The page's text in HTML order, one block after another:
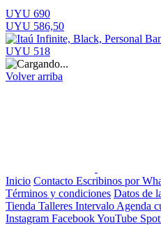
UYU 690
UYU 586,50
UYU 518
Volver arriba
Inicio Contacto Escribinos por
Términos y condiciones Datos de
Tienda Talleres Intervalo Agenda
Instagram FacebookYouTube